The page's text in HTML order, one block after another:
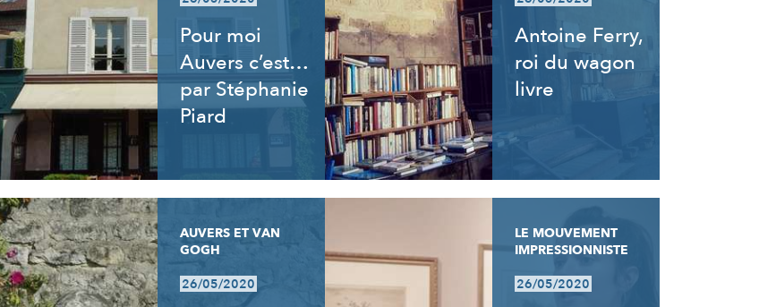
Pour moi
Auvers c’est…
par Stéphanie
Piard
Antoine Ferry,
roi du wagon
livre
AUVERS ET VAN
GOGH
26/05/2020
LE MOUVEMENT
IMPRESSIONNISTE
26/05/2020